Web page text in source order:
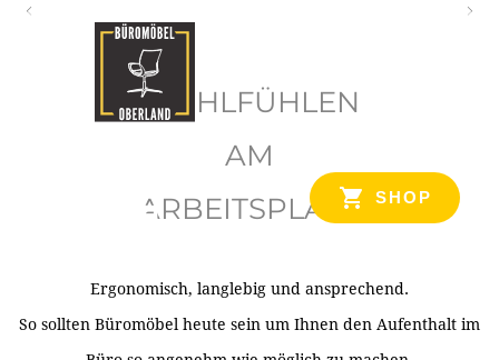
SHOP
WOHLFÜHLEN
AM
ARBEITSPLATZ
Ergonomisch, langlebig und ansprechend.
So sollten Büromöbel heute sein um Ihnen den Aufenthalt im